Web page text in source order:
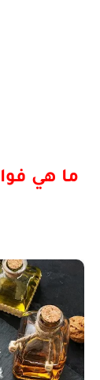
ما هي